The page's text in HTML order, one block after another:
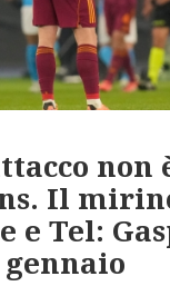
non
Il
e Tel: